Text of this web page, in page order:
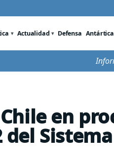
Actualidad Defensa Antártica
en